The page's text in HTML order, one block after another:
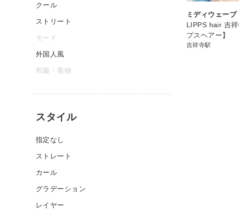
ミディウェーブ
LIPPS hair 吉
プスヘアー】
吉祥寺駅
クール
ストリート
モード
外国人風
和服・着物
スタイル
指定なし
ストレート
カール
グラデーション
レイヤー